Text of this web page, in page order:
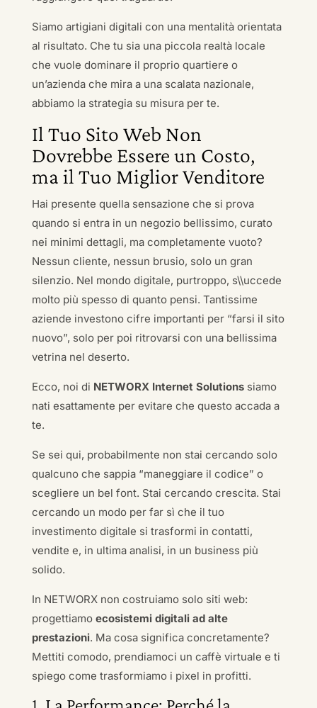
Siamo artigiani digitali con una mentalità orientata
al risultato. Che tu sia una piccola realtà locale
che vuole dominare il proprio quartiere o
un’azienda che mira a una scalata nazionale,
abbiamo la strategia su misura per te.
Il Tuo Sito Web Non
Dovrebbe Essere un Costo,
ma il Tuo Miglior Venditore
Hai presente quella sensazione che si prova
quando si entra in un negozio bellissimo, curato
nei minimi dettagli, ma completamente vuoto?
Nessun cliente, nessun brusio, solo un gran
silenzio. Nel mondo digitale, purtroppo, s\\uccede
molto più spesso di quanto pensi. Tantissime
aziende investono cifre importanti per “farsi il sito
nuovo”, solo per poi ritrovarsi con una bellissima
vetrina nel deserto.
Ecco, noi di NETWORX Internet Solutionssiamo
nati esattamente per evitare che questo accada a
te.
Se sei qui, probabilmente non stai cercando solo
qualcuno che sappia “maneggiare il codice” o
scegliere un bel font. Stai cercando crescita. Stai
cercando un modo per far sì che il tuo
investimento digitale si trasformi in contatti,
vendite e, in ultima analisi, in un business più
solido.
In NETWORX non costruiamo solo siti web:
progettiamo ecosistemi digitali ad alte
prestazioni. Ma cosa significa concretamente?
Mettiti comodo, prendiamoci un caffè virtuale e ti
spiego come trasformiamo i pixel in profitti.